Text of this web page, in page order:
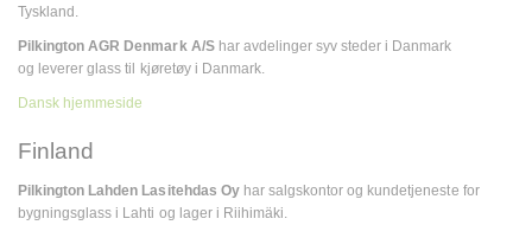
Tyskland.
Pilkington AGR Denmark A/Shar avdelinger syv steder i Danmark
og leverer glass til kjøretøy i Danmark.
Dansk hjemmeside
Finland
Pilkington Lahden Lasitehdas Oyhar salgskontor og kundetjeneste for
bygningsglass i Lahti og lager i Riihimäki.